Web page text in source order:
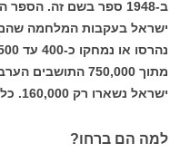
ב-1948 ספר בשם זה.
ישראל בעקבות המלחמה
מתוך 750,000
ישראל נשארו רק 160,000. כל היתר הפכו לפליטים.
למה הם ברחו?